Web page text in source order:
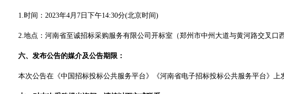
1.时间：2023年4月 7 日 下午14:30分(北京时间)
2.地点：河南省至诚招标采购服务有限公司开标室（郑州市中州大道与黄河路交叉口
六、发布公告的媒介及公告期限：
本次公告在《中国招标投标公共服务平台》《河南省电子招标投标公共服务平台》上